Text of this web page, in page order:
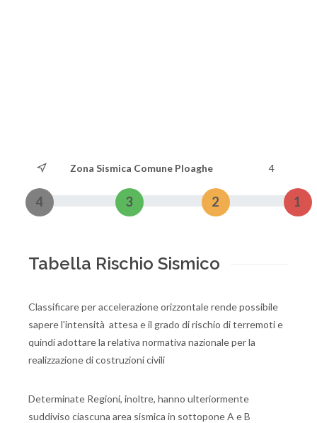
Zona Sismica Comune Ploaghe 4
4 3 2 1
Tabella Rischio Sismico
Classificare per accelerazione orizzontale rende possibile
sapere l'intensità attesa e il grado di rischio di terremoti e
quindi adottare la relativa normativa nazionale per la
realizzazione di costruzioni civili
Determinate Regioni, inoltre, hanno ulteriormente
suddiviso ciascuna area sismica in sottopone A e B